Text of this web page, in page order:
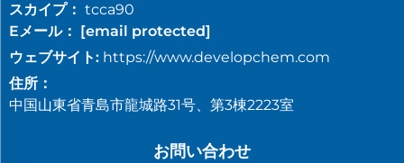
スカイプ： tcca90
Eメール： [email protected]
ウェブサイト: https://www.developchem.com
住所：
中国山東省青島市龍城路31号、第3棟2223室
お問い合わせ